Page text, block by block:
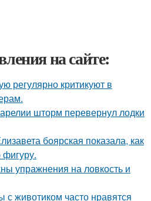
на сайте:
регулярно критикуют в
шторм перевернул лодки
боярская показала, как
упражнения на ловкость и
животиком часто нравятся